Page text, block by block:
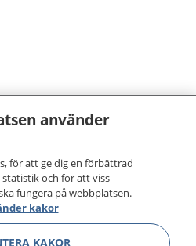
hälsa och vård
hälsa och information om
du kan kontakta.
och göra dina
1177 för
använder
för att ge dig en förbättrad
och för att viss
fungera på webbplatsen.
kakor
KAKOR